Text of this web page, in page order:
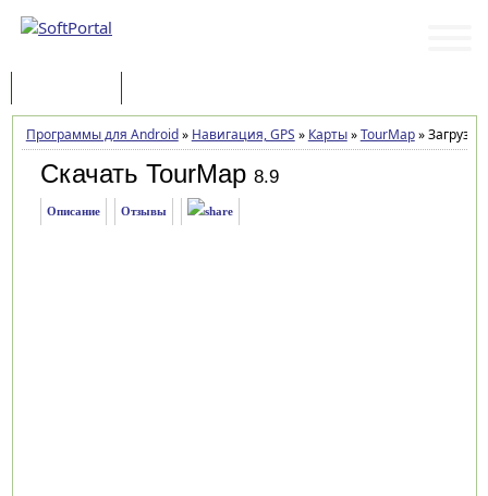
Программы для Android» Навигация, GPS » Карты»TourMap»Загрузка
Скачать TourMap 8.9
Описание Отзывы